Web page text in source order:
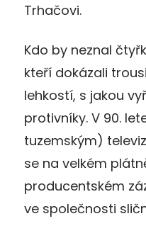
Trhačovi.
Kdo by neznal
kteří dokázali
lehkostí, s jakou
protivníky. V 90.
tuzemským)
se na velkém
producentském
ve společnosti